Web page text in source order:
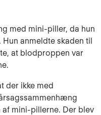
med mini-piller, da hun
anmeldte skaden til
at blodproppen var
der ikke med
mini-pillerne. Der blev